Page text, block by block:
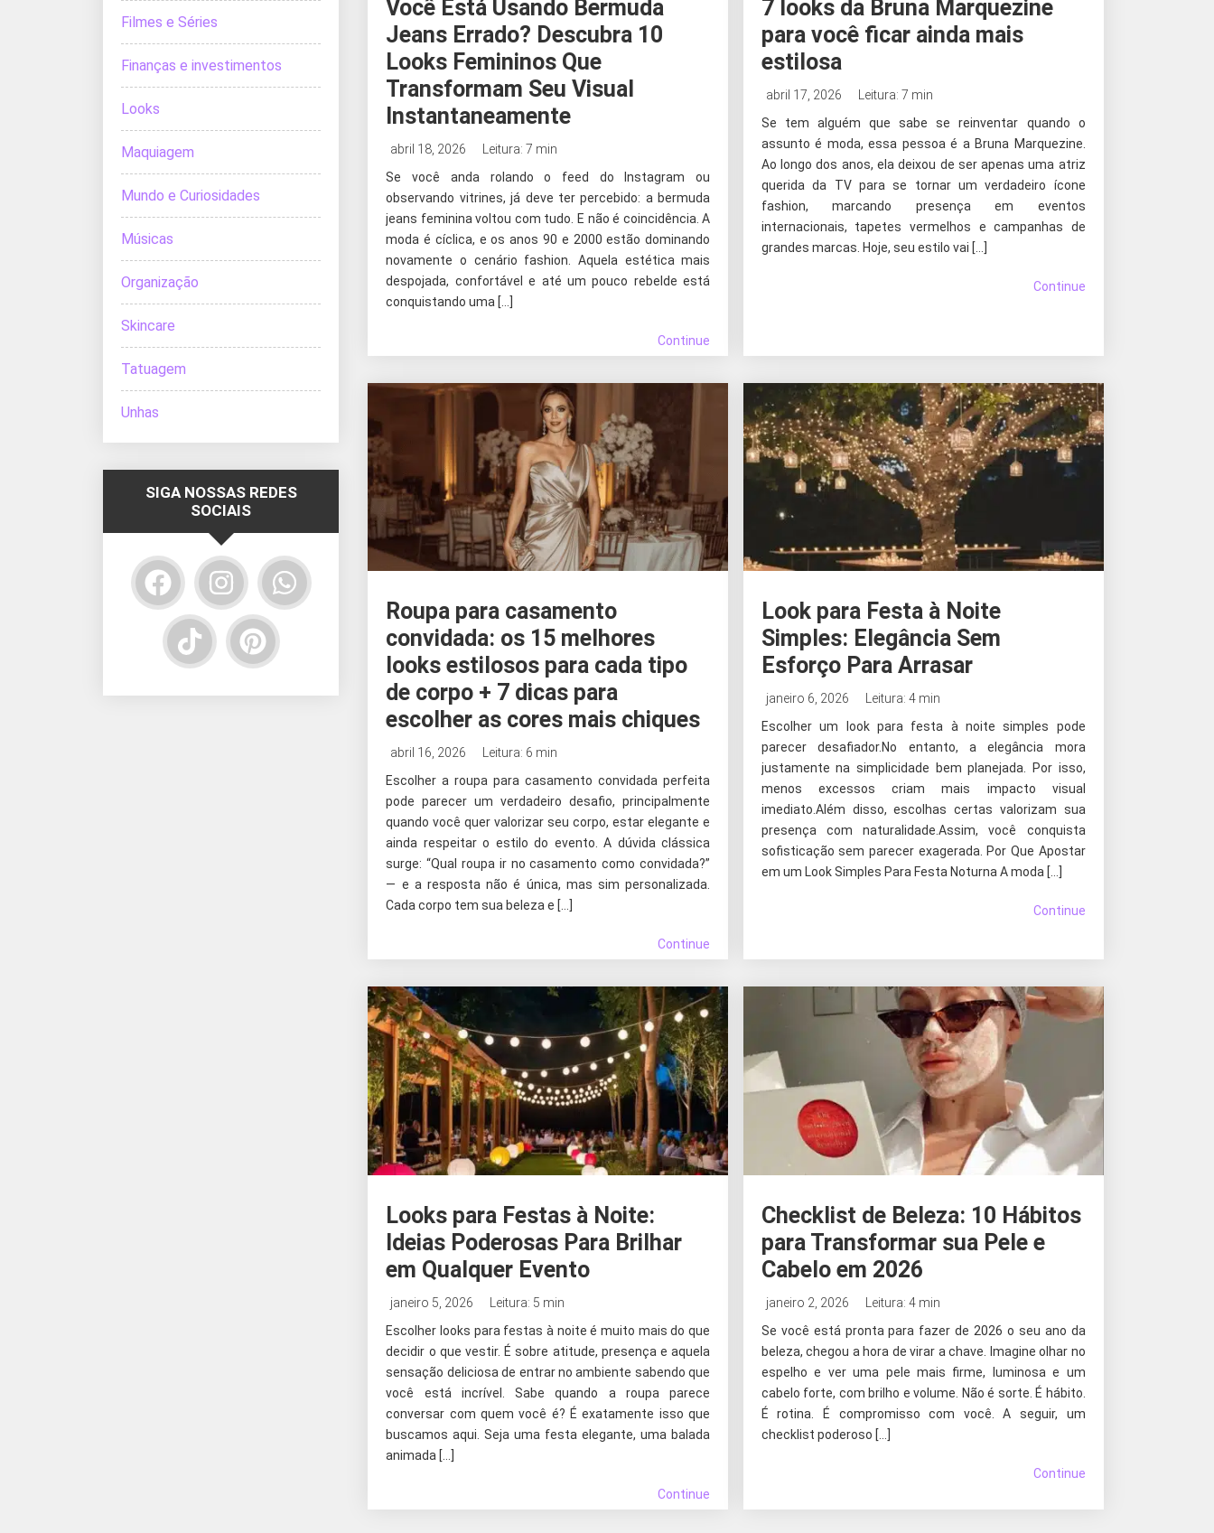
Você Está Usando Bermuda
Jeans Errado? Descubra 10
Looks Femininos Que
Transformam Seu Visual
Instantaneamente
abril 18, 2026
Leitura: 7 min
Se você anda rolando o feed do Instagram ou
observando vitrines, já deve ter percebido: a bermuda
jeans feminina voltou com tudo. E não é coincidência. A
moda é cíclica, e os anos 90 e 2000 estão dominando
novamente o cenário fashion. Aquela estética mais
despojada, confortável e até um pouco rebelde está
conquistando uma […]
Continue
7 looks da Bruna Marquezine
para você ficar ainda mais
estilosa
abril 17, 2026
Leitura: 7 min
Se tem alguém que sabe se reinventar quando o
assunto é moda, essa pessoa é a Bruna Marquezine.
Ao longo dos anos, ela deixou de ser apenas uma atriz
querida da TV para se tornar um verdadeiro ícone
fashion, marcando presença em eventos
internacionais, tapetes vermelhos e campanhas de
grandes marcas. Hoje, seu estilo vai […]
Continue
Roupa para casamento
convidada: os 15 melhores
looks estilosos para cada tipo
de corpo + 7 dicas para
escolher as cores mais chiques
abril 16, 2026
Leitura: 6 min
Escolher a roupa para casamento convidada perfeita
pode parecer um verdadeiro desafio, principalmente
quando você quer valorizar seu corpo, estar elegante e
ainda respeitar o estilo do evento. A dúvida clássica
surge: “Qual roupa ir no casamento como convidada?”
— e a resposta não é única, mas sim personalizada.
Cada corpo tem sua beleza e […]
Continue
Look para Festa à Noite
Simples: Elegância Sem
Esforço Para Arrasar
janeiro 6, 2026
Leitura: 4 min
Escolher um look para festa à noite simples pode
parecer desafiador.No entanto, a elegância mora
justamente na simplicidade bem planejada. Por isso,
menos excessos criam mais impacto visual
imediato.Além disso, escolhas certas valorizam sua
presença com naturalidade.Assim, você conquista
sofisticação sem parecer exagerada. Por Que Apostar
em um Look Simples Para Festa Noturna A moda […]
Continue
Looks para Festas à Noite:
Ideias Poderosas Para Brilhar
em Qualquer Evento
janeiro 5, 2026
Leitura: 5 min
Escolher looks para festas à noite é muito mais do que
decidir o que vestir. É sobre atitude, presença e aquela
sensação deliciosa de entrar no ambiente sabendo que
você está incrível. Sabe quando a roupa parece
conversar com quem você é? É exatamente isso que
buscamos aqui. Seja uma festa elegante, uma balada
animada […]
Continue
Checklist de Beleza: 10 Hábitos
para Transformar sua Pele e
Cabelo em 2026
janeiro 2, 2026
Leitura: 4 min
Se você está pronta para fazer de 2026 o seu ano da
beleza, chegou a hora de virar a chave. Imagine olhar no
espelho e ver uma pele mais firme, luminosa e um
cabelo forte, com brilho e volume. Não é sorte. É hábito.
É rotina. É compromisso com você. A seguir, um
checklist poderoso […]
Continue
Filmes e Séries
Finanças e investimentos
Looks
Maquiagem
Mundo e Curiosidades
Músicas
Organização
Skincare
Tatuagem
Unhas
SIGA NOSSAS REDES
SOCIAIS